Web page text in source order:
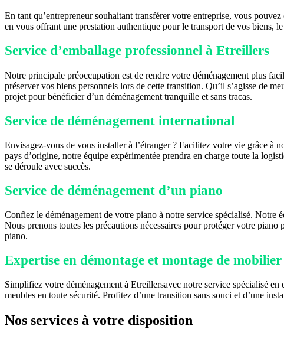
En tant qu’entrepreneur souhaitant transférer votre entreprise, vous
en vous offrant une prestation authentique pour le transport de vos biens,
Service d’emballage professionnel à Etreillers
Notre principale préoccupation est de rendre votre déménagement plus
préserver vos biens personnels lors de cette transition. Qu’il s’agisse de
projet pour bénéficier d’un déménagement tranquille et sans tracas.
Service de déménagement international
Envisagez-vous de vous installer à l’étranger ? Facilitez votre vie grâce
pays d’origine, notre équipe expérimentée prendra en charge toute la
se déroule avec succès.
Service de déménagement d’un piano
Confiez le déménagement de votre piano à notre service spécialisé. Notre
Nous prenons toutes les précautions nécessaires pour protéger votre
piano.
Expertise en démontage et montage de
Simplifiez votre déménagement à Etreillersavec notre service spécialisé
meubles en toute sécurité. Profitez d’une transition sans souci et d’une
Nos services à votre disposition